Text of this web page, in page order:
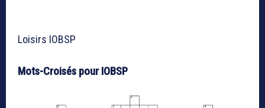
Loisirs IOBSP
Mots-Croisés pour IOBSP